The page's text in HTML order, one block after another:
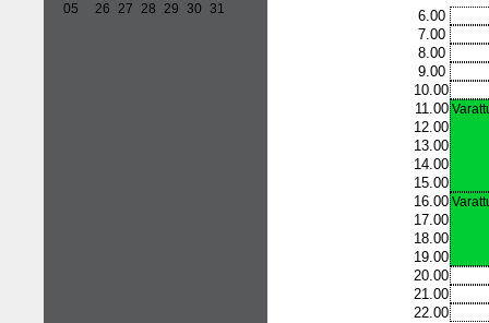
05
26 27 28 29 30 31
6.00
7.00
8.00
9.00
10.00
11.00
12.00
13.00
14.00
15.00
16.00
17.00
18.00
19.00
20.00
21.00
22.00